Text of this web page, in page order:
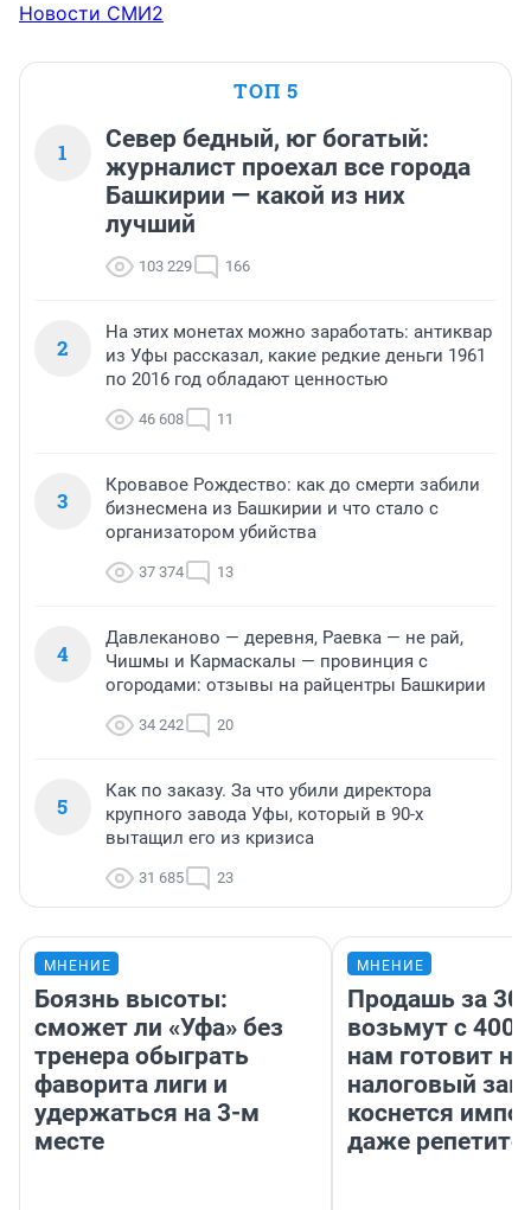
Новости СМИ2
ТОП 5
1
Север бедный, юг богатый:
журналист проехал все города
Башкирии — какой из них
лучший
103 229 166
2
На этих монетах можно заработать: антиквар
из Уфы рассказал, какие редкие деньги 1961
по 2016 год обладают ценностью
46 608 11
3
Кровавое Рождество: как до смерти забили
бизнесмена из Башкирии и что стало с
организатором убийства
37 374 13
4
Давлеканово — деревня, Раевка — не рай,
Чишмы и Кармаскалы — провинция с
огородами: отзывы на райцентры Башкирии
34 242 20
5
Как по заказу. За что убили директора
крупного завода Уфы, который в 90-х
вытащил его из кризиса
31 685 23
МНЕНИЕ
Боязнь высоты:
сможет ли «Уфа» без
тренера обыграть
фаворита лиги и
удержаться на 3-м
месте
МНЕНИЕ
Продашь за
возьмут с
нам готовит
налоговый
коснется
даже